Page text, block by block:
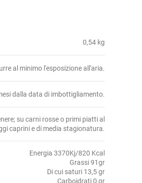
0,54 kg
al minimo l'esposizione all'aria.
dalla data di imbottigliamento.
su carni rosse o primi piatti al
caprini e di media stagionatura.
Energia 3370Kj/820 Kcal
Grassi 91gr
Di cui saturi 13,5 gr
Carboidrati 0 gr